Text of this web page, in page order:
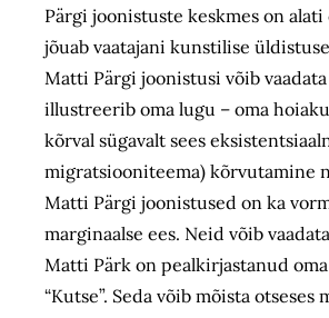
Pärgi joonistuste keskmes on
jõuab vaatajani kunstilise
Matti Pärgi joonistusi võib
illustreerib oma lugu – oma
kõrval sügavalt sees
migratsiooniteema) kõrvutamine
Matti Pärgi joonistused on ka
marginaalse ees. Neid võib
Matti Pärk on pealkirjastanud oma
“Kutse”. Seda võib mõista